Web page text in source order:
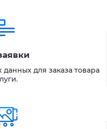
для заказа товара